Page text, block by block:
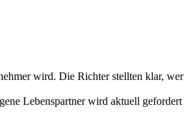
wird. Die Richter stellten klar,
Lebenspartner wird aktuell